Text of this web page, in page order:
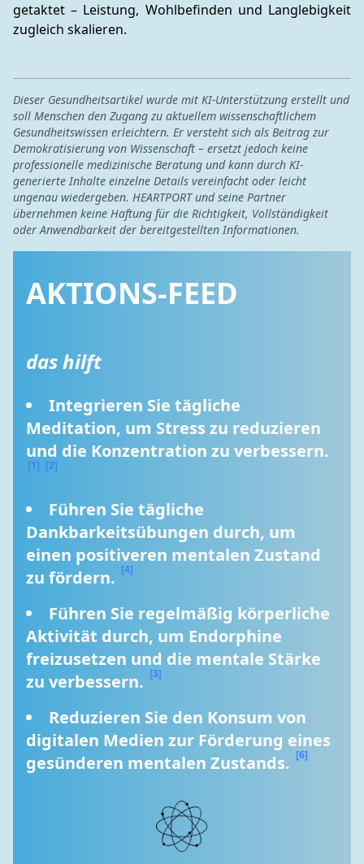
getaktet – Leistung, Wohlbefinden und Langlebigkeit
zugleich skalieren.
Dieser Gesundheitsartikel wurde mit KI-Unterstützung erstellt und
soll Menschen den Zugang zu aktuellem wissenschaftlichem
Gesundheitswissen erleichtern. Er versteht sich als Beitrag zur
Demokratisierung von Wissenschaft – ersetzt jedoch keine
professionelle medizinische Beratung und kann durch KI-
generierte Inhalte einzelne Details vereinfacht oder leicht
ungenau wiedergeben. HEARTPORT und seine Partner
übernehmen keine Haftung für die Richtigkeit, Vollständigkeit
oder Anwendbarkeit der bereitgestellten Informationen.
AKTIONS-FEED
das hilft
Integrieren Sie tägliche
Meditation, um Stress zu reduzieren
[1] [2]
Führen Sie tägliche
Dankbarkeitsübungen durch, um
einen positiveren mentalen Zustand
zu fördern. [4]
Führen Sie regelmäßig körperliche
Aktivität durch, um Endorphine
freizusetzen und die mentale Stärke
zu verbessern. [3]
Reduzieren Sie den Konsum von
digitalen Medien zur Förderung eines
gesünderen mentalen Zustands. [6]